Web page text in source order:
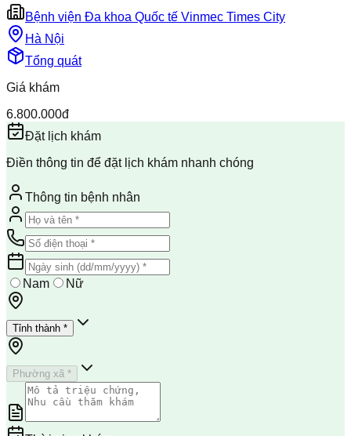
Bệnh viện Đa khoa Quốc tế Vinmec Times City
Hà Nội
Tổng quát
Giá khám
6.800.000đ
Đặt lịch khám
Điền thông tin để đặt lịch khám nhanh chóng
Thông tin bệnh nhân
Nam Nữ
Tỉnh thành *
Phường xã *